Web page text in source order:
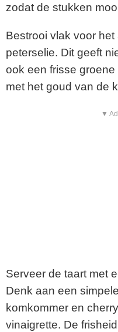
zodat de stukken
Bestrooi vlak voor
peterselie. Dit geeft
ook een frisse
met het goud van de
▼
Serveer de taart met
Denk aan een
komkommer en
vinaigrette. De